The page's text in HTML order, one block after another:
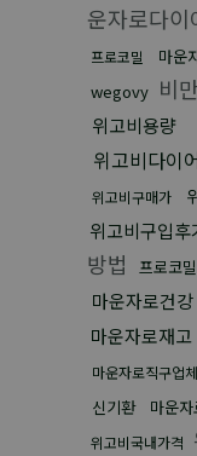
운자로다이
프로코밀 마운
wegovy 비
위고비용량
위고비다이
위고비구매가
위고비구입후
방법
프로코밀
마운자로건강
마운자로재고
마운자로직구업체
신기환 마운
위고비국내가격